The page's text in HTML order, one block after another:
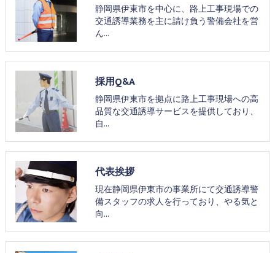
静岡県伊東市を中心に、路上工事現場での
交通誘導業務を主に請け負う警備会社を営
ん…
採用Q&A
静岡県伊東市を拠点に路上工事現場への高
品質な交通誘導サービスを提供しており、
自…
代表挨拶
現在静岡県伊東市の事業所にて交通誘導警
備スタッフの求人を行っており、やる気と
向…